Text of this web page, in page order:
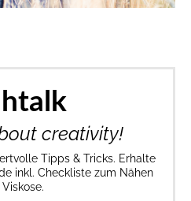
creativity!
Tipps & Tricks. Erhalte
inkl. Checkliste zum Nähen